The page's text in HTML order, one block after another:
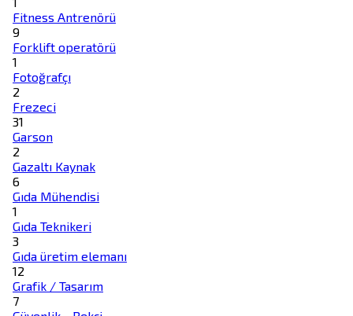
Fitness Antrenörü
9
Forklift operatörü
1
Fotoğrafçı
2
Frezeci
31
Garson
2
Gazaltı Kaynak
6
Gıda Mühendisi
1
Gıda Teknikeri
3
Gıda üretim elemanı
12
Grafik / Tasarım
7